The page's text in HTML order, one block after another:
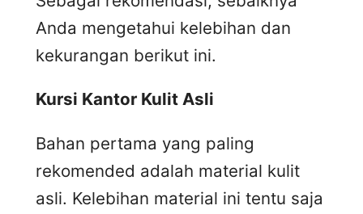
Anda mengetahui kelebihan dan
kekurangan berikut ini.
Kursi Kantor Kulit Asli
Bahan pertama yang paling
rekomended adalah material kulit
asli. Kelebihan material ini tentu saja